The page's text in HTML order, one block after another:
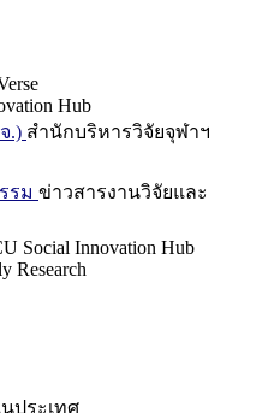
Hub
.) สำนักบริหารวิจัยจุฬาฯ
รม ข่าวสารงานวิจัยและ
Social Innovation Hub
Research
ประเทศ